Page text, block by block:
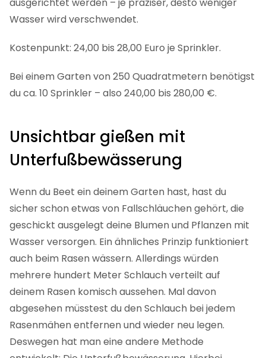
Wasser wird verschwendet.
Kostenpunkt: 24,00 bis 28,00 Euro je Sprinkler.
Bei einem Garten von 250 Quadratmetern benötigst
du ca. 10 Sprinkler – also 240,00 bis 280,00 €.
Unsichtbar gießen mit
Unterfußbewässerung
Wenn du Beet ein deinem Garten hast, hast du
sicher schon etwas von Fallschläuchen gehört, die
geschickt ausgelegt deine Blumen und Pflanzen mit
Wasser versorgen. Ein ähnliches Prinzip funktioniert
auch beim Rasen wässern. Allerdings würden
mehrere hundert Meter Schlauch verteilt auf
deinem Rasen komisch aussehen. Mal davon
abgesehen müsstest du den Schlauch bei jedem
Rasenmähen entfernen und wieder neu legen.
Deswegen hat man eine andere Methode